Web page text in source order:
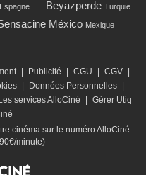
Espagne Beyazperde Turquie
México Mexique
Publicité CGU CGV
Données Personnelles
Les services AlloCiné
Gérer Utiq
cinéma sur le numéro AlloCiné :
minute)